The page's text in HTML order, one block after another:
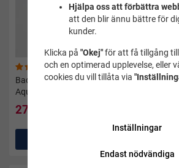
(6)
Baddräkt dam Annie svart -
Aquarapid
279 kr
Hjälpa oss att förbättra
att den blir ännu bättre för
kunder.
Klicka på "Okej"för att få tillgång
och en optimerad upplevelse, eller
cookies du vill tillåta via
Inställningar
Endast nödvändiga